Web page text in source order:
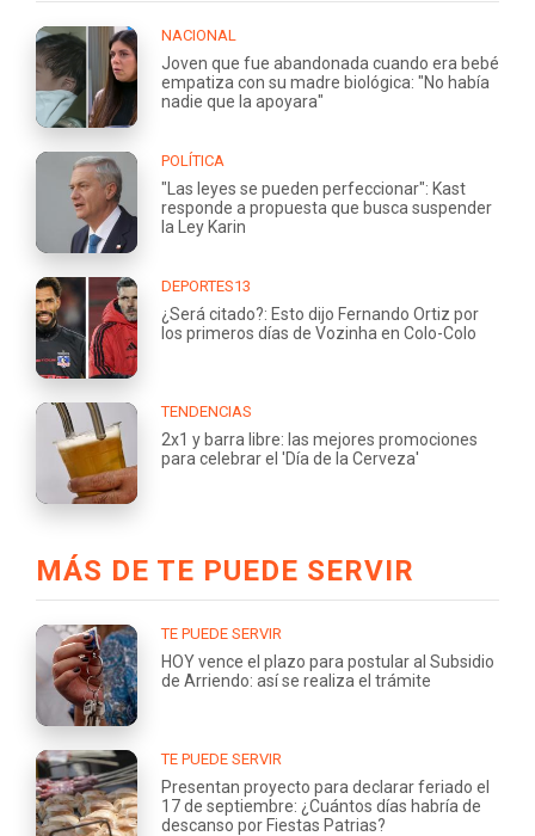
NACIONAL
Joven que fue abandonada cuando era bebé
empatiza con su madre biológica: "No había
nadie que la apoyara"
POLÍTICA
"Las leyes se pueden perfeccionar": Kast
responde a propuesta que busca suspender
la Ley Karin
DEPORTES13
¿Será citado?: Esto dijo Fernando Ortiz por
los primeros días de Vozinha en Colo-Colo
TENDENCIAS
2x1 y barra libre: las mejores promociones
para celebrar el 'Día de la Cerveza'
MÁS DE TE PUEDE SERVIR
TE PUEDE SERVIR
HOY vence el plazo para postular al Subsidio
de Arriendo: así se realiza el trámite
TE PUEDE SERVIR
Presentan proyecto para declarar feriado el
17 de septiembre: ¿Cuántos días habría de
descanso por Fiestas Patrias?